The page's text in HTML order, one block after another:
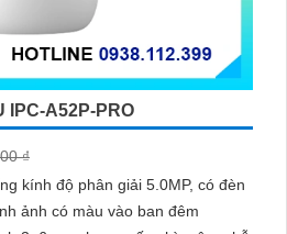
IPC-A52P-PRO
₫
kính độ phân giải 5.0MP, có đèn
ảnh có màu vào ban đêm